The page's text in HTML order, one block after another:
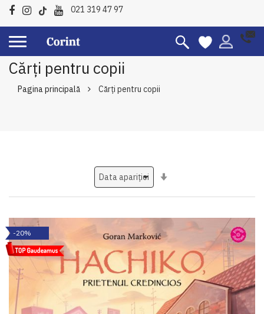
021 319 47 97
Cărți pentru copii
Pagina principală Cărți pentru copii
-20%